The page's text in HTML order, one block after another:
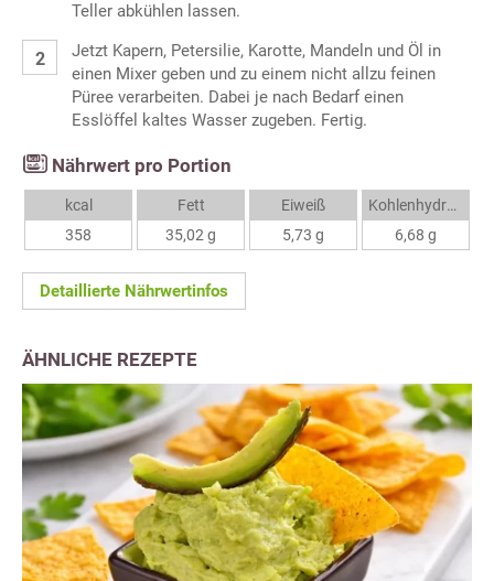
Teller abkühlen lassen.
Jetzt Kapern, Petersilie, Karotte, Mandeln und Öl in
einen Mixer geben und zu einem nicht allzu feinen
Püree verarbeiten. Dabei je nach Bedarf einen
Esslöffel kaltes Wasser zugeben. Fertig.
Nährwert pro Portion
kcal
358
Fett
35,02 g
Eiweiß
5,73 g
Kohlenhydrate
6,68 g
Detaillierte Nährwertinfos
ÄHNLICHE REZEPTE